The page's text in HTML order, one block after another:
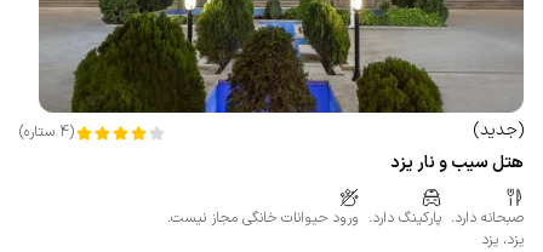
(جدید)
(
4 ستاره)
هتل سیب و نار یزد
صبحانه دارد. پارکینگ دارد. ورود حیوانات خانگی مجاز نیست.
یزد، یزد